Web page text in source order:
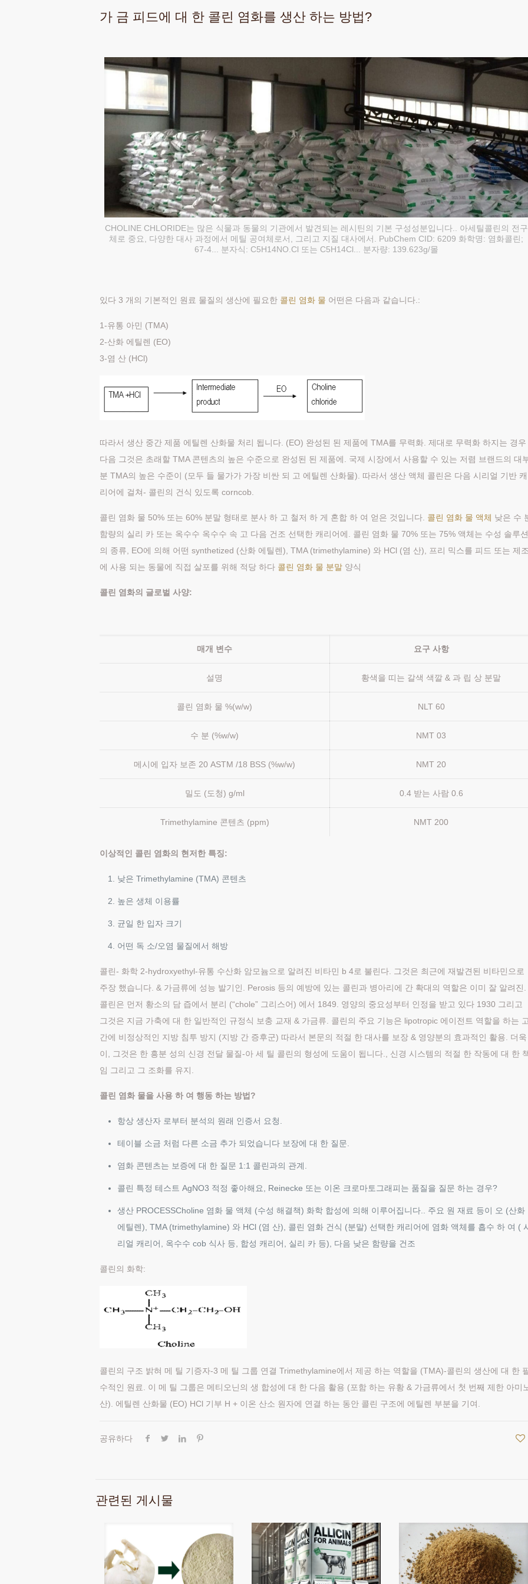
가 금 피드에 대 한 콜린 염화를 생산 하는 방법?
CHOLINE CHLORIDE는 많은 식물과 동물의 기관에서 발견되는 레시틴의 기본 구성성분입니다.. 아세틸콜린의 전구
체로 중요, 다양한 대사 과정에서 메틸 공여체로서, 그리고 지질 대사에서. PubChem CID‎: ‎6209 화학명‎: ‎염화콜린;
67-4... 분자식‎: ‎C5H14NO.Cl 또는 C5H14Cl... 분자량‎: ‎139.623g/몰
있다 3 개의 기본적인 원료 물질의 생산에 필요한 콜린 염화 물 어떤은 다음과 같습니다.:
1-유통 아민 (TMA)
2-산화 에틸렌 (EO)
3-염 산 (HCl)
따라서 생산 중간 제품 에틸렌 산화물 처리 됩니다. (EO) 완성된 된 제품에 TMA를 무력화. 제대로 무력화 하지는 경우
다음 그것은 초래할 TMA 콘텐츠의 높은 수준으로 완성된 된 제품에. 국제 시장에서 사용할 수 있는 저렴 브랜드의 대
분 TMA의 높은 수준이 (모두 들 물가가 가장 비싼 되 고 에틸렌 산화물). 따라서 생산 액체 콜린은 다음 시리얼 기반 캐
리어에 걸쳐- 콜린의 건식 있도록 corncob.
콜린 염화 물 50% 또는 60% 분말 형태로 분사 하 고 철저 하 게 혼합 하 여 얻은 것입니다. 콜린 염화 물 액체 낮은 수
함량의 실리 카 또는 옥수수 옥수수 속 고 다음 건조 선택한 캐리어에. 콜린 염화 물 70% 또는 75% 액체는 수성 솔루
의 종류, EO에 의해 어떤 synthetized (산화 에틸렌), TMA (trimethylamine) 와 HCl (염 산), 프리 믹스를 피드 또는 제
에 사용 되는 동물에 직접 살포를 위해 적당 하다 콜린 염화 물 분말 양식
콜린 염화의 글로벌 사양:
매개 변수 요구 사항
설명 황색을 띠는 갈색 색깔 & 과 립 상 분말
콜린 염화 물 %(w/w) NLT 60
수 분 (%w/w) NMT 03
메시에 입자 보존 20 ASTM /18 BSS (%w/w) NMT 20
밀도 (도청) g/ml 0.4 받는 사람 0.6
Trimethylamine 콘텐츠 (ppm) NMT 200
이상적인 콜린 염화의 현저한 특징:
낮은 Trimethylamine (TMA) 콘텐츠
높은 생체 이용률
균일 한 입자 크기
어떤 독 소/오염 물질에서 해방
콜린- 화학 2-hydroxyethyl-유통 수산화 암모늄으로 알려진 비타민 b 4로 불린다. 그것은 최근에 재발견된 비타민으로
주장 했습니다. & 가금류에 성능 발기인. Perosis 등의 예방에 있는 콜린과 병아리에 간 확대의 역할은 이미 잘 알려진.
콜린은 먼저 황소의 담 즙에서 분리 (“chole” 그리스어) 에서 1849. 영양의 중요성부터 인정을 받고 있다 1930 그리고
그것은 지금 가축에 대 한 일반적인 규정식 보충 교재 & 가금류. 콜린의 주요 기능은 lipotropic 에이전트 역할을 하는
간에 비정상적인 지방 침투 방지 (지방 간 증후군) 따라서 본문의 적절 한 대사를 보장 & 영양분의 효과적인 활용. 더욱
이, 그것은 한 흥분 성의 신경 전달 물질-아 세 틸 콜린의 형성에 도움이 됩니다., 신경 시스템의 적절 한 작동에 대 한
임 그리고 그 조화를 유지.
콜린 염화 물을 사용 하 여 행동 하는 방법?
항상 생산자 로부터 분석의 원래 인증서 요청.
테이블 소금 처럼 다른 소금 추가 되었습니다 보장에 대 한 질문.
염화 콘텐츠는 보증에 대 한 질문 1:1 콜린과의 관계.
콜린 특정 테스트 AgNO3 적정 좋아해요, Reinecke 또는 이온 크로마토그래피는 품질을 질문 하는 경우?
생산 PROCESSCholine 염화 물 액체 (수성 해결책) 화학 합성에 의해 이루어집니다.. 주요 원 재료 등이 오 (산화
에틸렌), TMA (trimethylamine) 와 HCl (염 산), 콜린 염화 건식 (분말) 선택한 캐리어에 염화 액체를 흡수 하 여 (
리얼 캐리어, 옥수수 cob 식사 등, 합성 캐리어, 실리 카 등), 다음 낮은 함량을 건조
콜린의 화학:
콜린의 구조 밝혀 메 틸 기증자-3 메 틸 그룹 연결 Trimethylamine에서 제공 하는 역할을 (TMA)-콜린의 생산에 대 한
수적인 원료. 이 메 틸 그룹은 메티오닌의 생 합성에 대 한 다음 활용 (포함 하는 유황 & 가금류에서 첫 번째 제한 아미
산). 에틸렌 산화물 (EO) HCl 기부 H + 이온 산소 원자에 연결 하는 동안 콜린 구조에 에틸렌 부분을 기여.
공유하다
관련된 게시물